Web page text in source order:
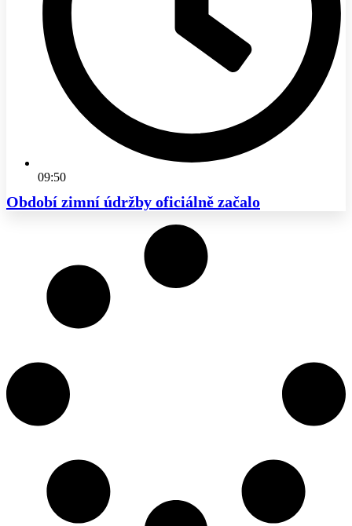
09:50
Období zimní údržby oficiálně začalo